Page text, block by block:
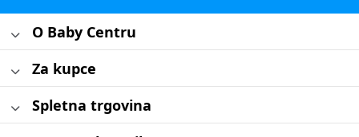
O Baby Centru
Za kupce
Spletna trgovina